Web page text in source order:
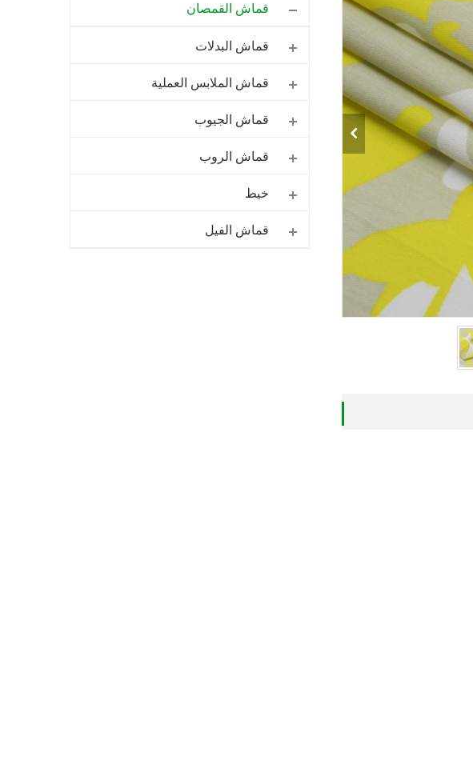
قماش القمصان
قماش البدلات
قماش الملابس العملية
قماش الجيوب
قماش الروب
خيط
قماش الفيل